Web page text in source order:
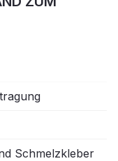
Schmelzkleber